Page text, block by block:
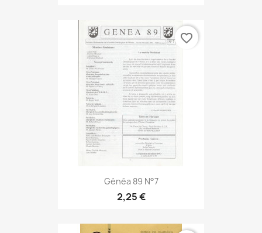
Généa 89 N°7
2,25 €
favorite_border